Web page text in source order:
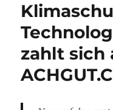
zahlt sich